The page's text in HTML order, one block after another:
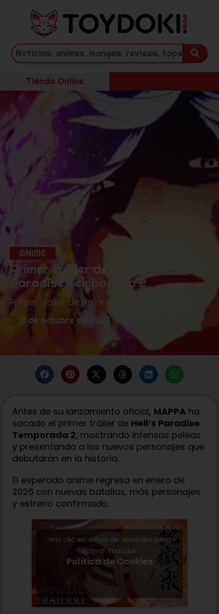
Tienda Online
ANIME
Primer tráiler de Hell’s
Paradise Temporada 2
Primer tráiler de Hell’s Paradise 2
2 de octubre de 2025
Antes de su lanzamiento oficial, MAPPA ha
sacado el primer tráiler de Hell’s Paradise
Temporada 2, mostrando intensas peleas
y presentando a los nuevos personajes que
debutarán en la historia.
El esperado anime regresa en enero de
2026 con nuevas batallas, más personajes
y estreno confirmado.
Haz clic en «Estoy de acuerdo» para
activar Youtube
Política de Cookies
Estoy de acuerdo